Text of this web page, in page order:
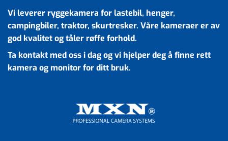
Vi leverer ryggekamera for lastebil, henger,
campingbiler, traktor, skurtresker. Våre kameraer er av
god kvalitet og tåler røffe forhold.
Ta kontakt med oss i dag og vi hjelper deg å finne rett
kamera og monitor for ditt bruk.